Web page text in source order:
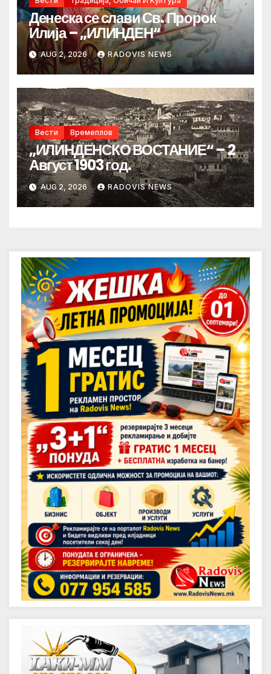
Денеска се слави Св. Пророк
Илија – „ИЛИНДЕН“
AUG 2, 2026 RADOVIS NEWS
Вести Времеплов
„ИЛИНДЕНСКО ВОСТАНИЕ“ – 2
Август 1903 год.
AUG 2, 2026 RADOVIS NEWS